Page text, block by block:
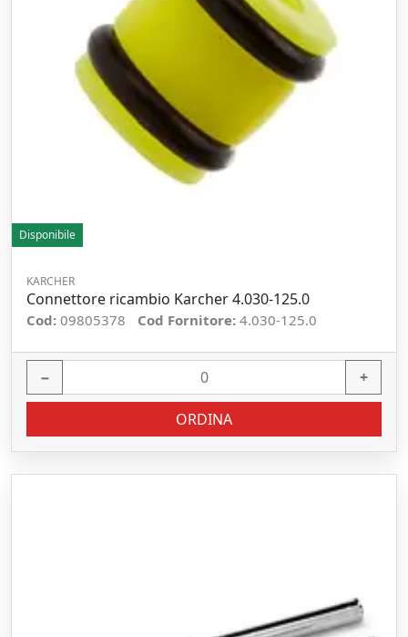
Disponibile
KARCHER
Connettore ricambio Karcher 4.030-125.0
Cod: 09805378 Cod Fornitore: 4.030-125.0
− +
ORDINA